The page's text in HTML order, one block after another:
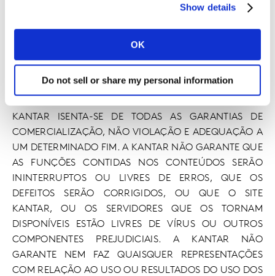
Show details
OK
Do not sell or share my personal information
ou erros tipográficos. Além disso, a Kantar pode fazer
momento. OS CONTEÚDOS DO SITE KANTAR SÃO
EXPRESSAS OU IMPLÍCITAS, NA EXTENSÃO MÁXIMA
KANTAR ISENTA-SE DE TODAS AS GARANTIAS DE
COMERCIALIZAÇÃO, NÃO VIOLAÇÃO E ADEQUAÇÃO A
UM DETERMINADO FIM. A KANTAR NÃO GARANTE QUE
AS FUNÇÕES CONTIDAS NOS CONTEÚDOS SERÃO
ININTERRUPTOS OU LIVRES DE ERROS, QUE OS
DEFEITOS SERÃO CORRIGIDOS, OU QUE O SITE
KANTAR, OU OS SERVIDORES QUE OS TORNAM
DISPONÍVEIS ESTÃO LIVRES DE VÍRUS OU OUTROS
COMPONENTES PREJUDICIAIS. A KANTAR NÃO
GARANTE NEM FAZ QUAISQUER REPRESENTAÇÕES
COM RELAÇÃO AO USO OU RESULTADOS DO USO DOS